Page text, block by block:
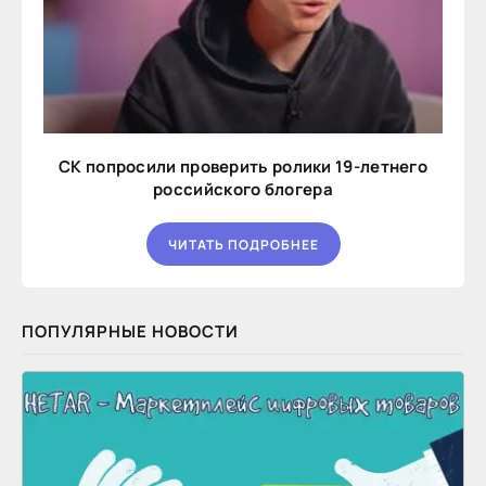
СК попросили проверить ролики 19-летнего
российского блогера
ЧИТАТЬ ПОДРОБНЕЕ
ПОПУЛЯРНЫЕ НОВОСТИ